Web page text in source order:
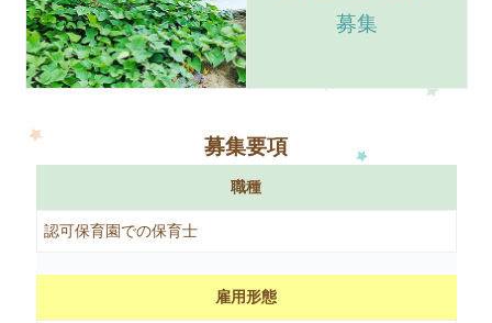
募集
募集要項
職種
認可保育園での保育士
雇用形態